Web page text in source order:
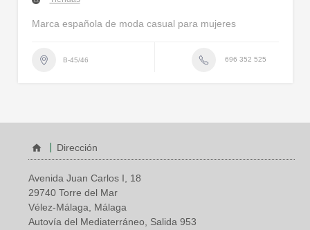
Marca española de moda casual para mujeres
B-45/46 696 352 525
Dirección
Avenida Juan Carlos I, 18
29740 Torre del Mar
Vélez-Málaga, Málaga
Autovía del Mediaterráneo, Salida 953